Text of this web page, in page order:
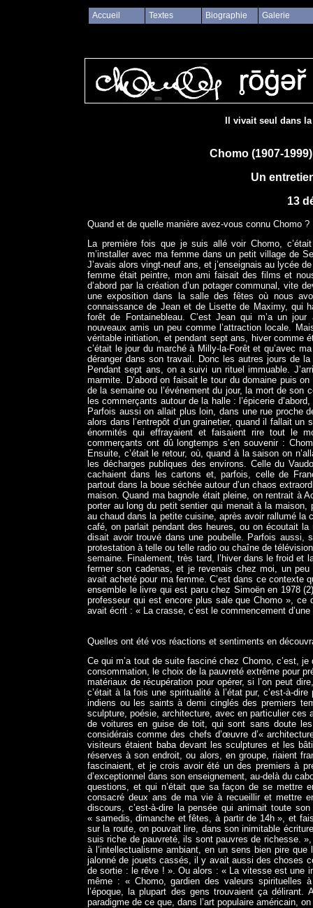
Accueil Textes Biographie Galerie
Il vivait seul dans
Chomo (1907-
Un
13
Quand et de quelle manière avez-vous connu Chomo ?
La première fois que je suis allé voir Chomo,
m’installer avec ma femme dans un petit village de
J’avais alors vingt-neuf ans, et j’enseignais au lycée
femme était peintre, mon ami faisait des films et
d’abord par la création d’un potager communal, vite
une exposition dans la salle des fêtes où nous
connaissance de Jean et de Lisette de Maximy, qui
forêt de Fontainebleau. C’est Jean qui m’a un
nouveaux amis un peu comme l’attraction locale.
véritable initiation, et pendant sept ans, hiver comme
c’était le jour du marché à Milly-la-Forêt et qu’avec
déranger dans son travail. Donc les autres jours de
Pendant sept ans, on a suivi un rituel immuable.
marmite. D’abord on faisait le tour du domaine puis
de la semaine ou l’événement du jour, la mort de
les commerçants autour de la halle : l’épicerie
Parfois aussi on allait plus loin, dans une rue proche
alors dans l’entrepôt d’un grainetier, quand il fallait
énormités qui effrayaient et faisaient rire tout le
commerçants ont dû longtemps s’en souvenir :
Ensuite, c’était le retour, où, quand à la saison on
les décharges publiques des environs. Celle du
cachaient dans les cartons et, parfois, celle de
partout dans la boue séchée autour d’un chaos
maison. Quand ma bagnole était pleine, on rentrait à
porter au long du petit sentier qui menait à la maison,
au chaud dans la petite cuisine, après avoir rallumé la
café, on parlait pendant des heures, ou on écoutait
disait avoir trouvé dans une poubelle. Parfois aussi,
protestation à telle ou telle radio ou chaîne de
semaine. Finalement, très tard, l’hiver dans le froid et
fermer son cadenas, et je revenais chez moi, un
avait acheté pour ma femme. C’est dans ce contexte
ensemble le livre qui est paru chez Simoën en 1978
professeur qui est encore plus sale que Chomo »,
avait écrit : « La crasse, c’est le commencement
Quelles ont été vos réactions et sentiments en
Ce qui m’a tout de suite fasciné chez Chomo, c’est,
consommation, le choix de la pauvreté extrême pour
matériaux de récupération pour opérer, si l’on peut
c’était à la fois une spiritualité à l’état pur, c’est-à-
indiens ou les saints à demi cinglés des premiers
sculpture, poésie, architecture, avec en particulier
de voitures en guise de toit, qui sont sans doute
considérais comme des chefs d’œuvre d’«
visiteurs étaient baba devant les sculptures et les
réserves à son endroit, ou alors, en groupe, riaient
fascinaient, et je crois avoir été un des premiers à
d’exceptionnel dans son enseignement, au-delà du
questions, et qui n’était que sa façon de se mettre
consacré deux ans de ma vie à recueillir et mettre
discours, c’est-à-dire la pensée qui animait toute
« samedis, dimanche et fêtes, à partir de 14h », et
sur la route, on pouvait lire, dans son inimitable
suis riche de pauvreté, ils sont pauvres de richesse.
à l’intellectualisme ambiant, en un sens bien pire
jalonné de jouets cassés, il y avait aussi des choses
de sortie : le rêve ! ». Ou alors : « La vitesse est une
même : « Chomo, gardien des valeurs spirituelles
l’époque, la plupart des gens trouvaient ça
paradigme de ce que, dans l’art populaire américain,